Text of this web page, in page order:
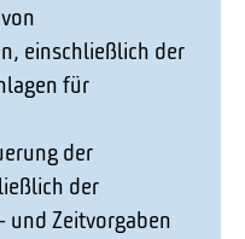
einschließlich der
für
der
der
und Zeitvorgaben